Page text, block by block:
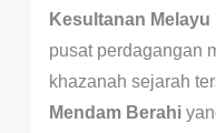
Kesultanan Melayu
pusat perdagangan
khazanah sejarah
Mendam Berahi